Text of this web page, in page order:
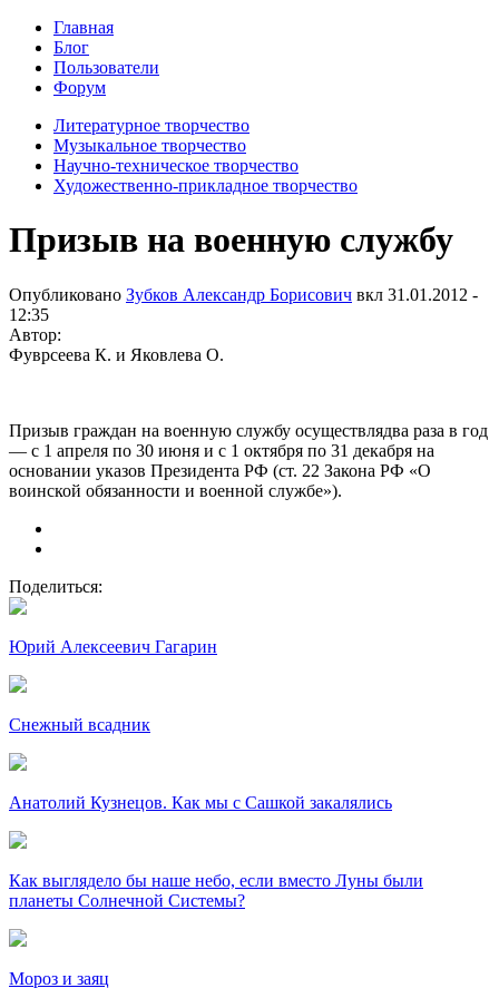
Главная
Блог
Пользователи
Форум
Литературное творчество
Музыкальное творчество
Научно-техническое творчество
Художественно-прикладное творчество
Призыв на военную службу
Опубликовано Зубков Александр Борисович вкл 31.01.2012 -
12:35
Автор:
Фуврсеева К. и Яковлева О.
Призыв граждан на военную службу осуществлядва раза в год
— с 1 апреля по 30 июня и с 1 октября по 31 декабря на
основании указов Президента РФ (ст. 22 Закона РФ «О
воинской обязанности и военной службе»).
Поделиться:
Юрий Алексеевич Гагарин
Снежный всадник
Анатолий Кузнецов. Как мы с Сашкой закалялись
Как выглядело бы наше небо, если вместо Луны были
планеты Солнечной Системы?
Мороз и заяц